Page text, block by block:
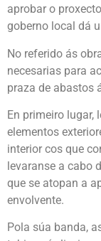
aprobar o
goberno local dá
No referido ás
necesarias para
praza de abastos
En primeiro lugar,
elementos
interior cos que
levaranse a cabo
que se atopan a
envolvente.
Pola súa banda,